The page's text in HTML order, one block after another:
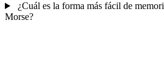
¿Cuál es la forma más fácil de
Morse?